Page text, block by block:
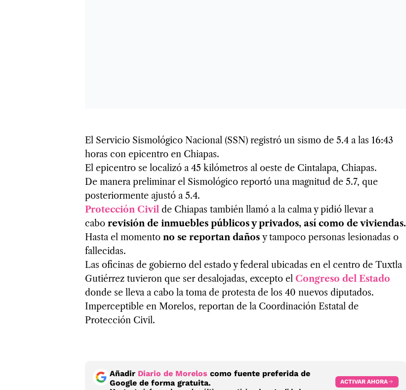
El Servicio Sismológico Nacional (SSN) registró un sismo de 5.4 a las 16:43
horas con epicentro en Chiapas.
El epicentro se localizó a 45 kilómetros al oeste de Cintalapa, Chiapas.
De manera preliminar el Sismológico reportó una magnitud de 5.7, que
posteriormente ajustó a 5.4.
Protección Civil de Chiapas también llamó a la calma y pidió llevar a
cabo revisión de inmuebles públicos y privados, así como de viviendas.
Hasta el momento no se reportan daños y tampoco personas lesionadas o
fallecidas.
Las oficinas de gobierno del estado y federal ubicadas en el centro de Tuxtla
Gutiérrez tuvieron que ser desalojadas, excepto el Congreso del Estado
donde se lleva a cabo la toma de protesta de los 40 nuevos diputados.
Imperceptible en Morelos, reportan de la Coordinación Estatal de
Protección Civil.
Añadir Diario de Morelos como fuente preferida de
Google de forma gratuita.
ACTIVAR AHORA